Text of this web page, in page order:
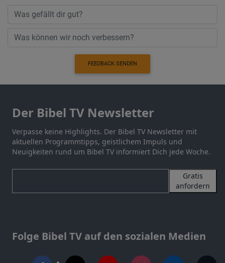
FEEDBACK SENDEN
Der Bibel TV Newsletter
Verpasse keine Highlights. Der Bibel TV Newsletter mit
aktuellen Programmtipps, geistlichem Impuls und
Neuigkeiten rund um Bibel TV informiert Dich jede Woche.
Gratis
anfordern
Folge Bibel TV auf den sozialen Medien